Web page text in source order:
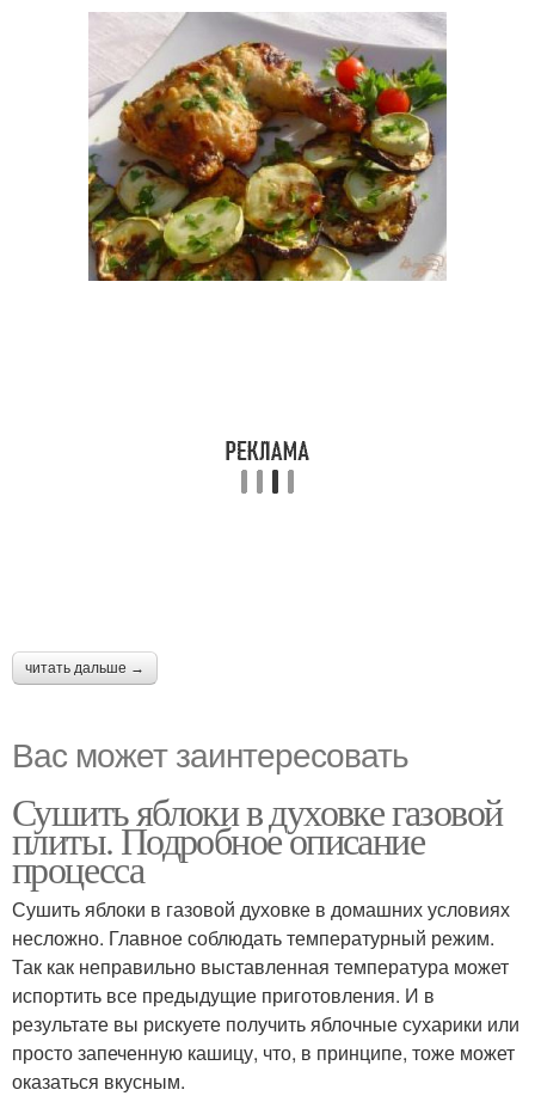
читать дальше →
Вас может заинтересовать
Сушить яблоки в духовке газовой
плиты. Подробное описание
процесса
Сушить яблоки в газовой духовке в домашних условиях
несложно. Главное соблюдать температурный режим.
Так как неправильно выставленная температура может
испортить все предыдущие приготовления. И в
результате вы рискуете получить яблочные сухарики или
просто запеченную кашицу, что, в принципе, тоже может
оказаться вкусным.